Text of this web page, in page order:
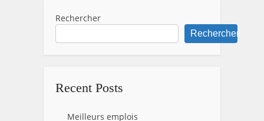
Rechercher
Rechercher
Recent Posts
Meilleurs emplois